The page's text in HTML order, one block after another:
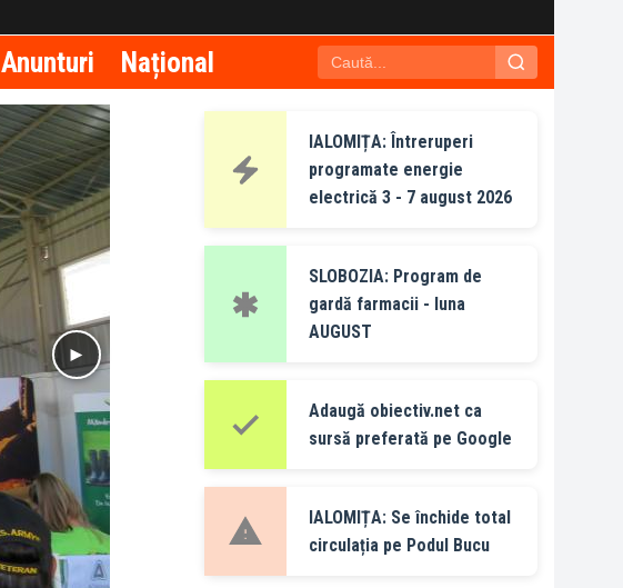
Anunturi Național
IALOMIȚA: Întreruperi
programate energie
electrică 3 - 7 august 2026
SLOBOZIA: Program de
gardă farmacii - luna
AUGUST
Adaugă obiectiv.net ca
sursă preferată pe Google
IALOMIȚA: Se închide total
circulația pe Podul Bucu